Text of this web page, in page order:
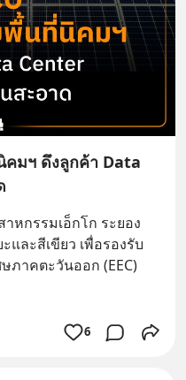
คมฯ ดึงลูกค้า Data
หกรรมเอ็กโก ระยอง
และสีเขียว เพื่อรองรับ
ภาคตะวันออก (EEC)
6